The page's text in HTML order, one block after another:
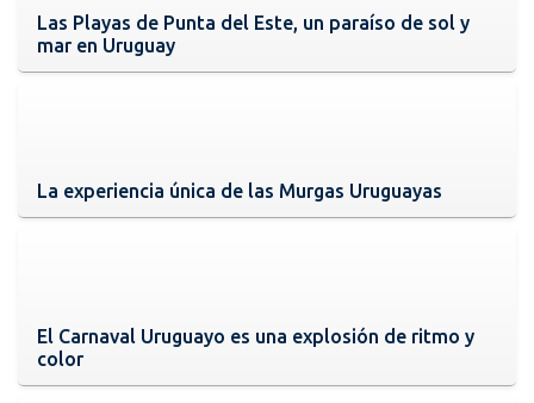
Las Playas de Punta del Este, un paraíso de sol y
mar en Uruguay
La experiencia única de las Murgas Uruguayas
El Carnaval Uruguayo es una explosión de ritmo y
color